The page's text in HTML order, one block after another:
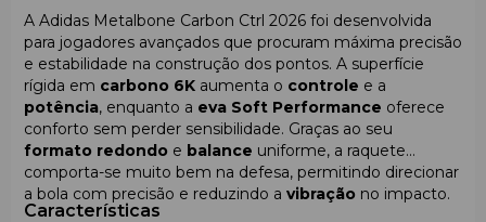
A Adidas Metalbone Carbon Ctrl 2026 foi desenvolvida
para jogadores avançados que procuram máxima precisão
e estabilidade na construção dos pontos. A superfície
rígida em carbono 6K aumenta o controle e a
potência, enquanto a eva Soft Performance oferece
conforto sem perder sensibilidade. Graças ao seu
formato redondo e balance uniforme, a raquete
comporta-se muito bem na defesa, permitindo direcionar
a bola com precisão e reduzindo a vibração no impacto.
Características